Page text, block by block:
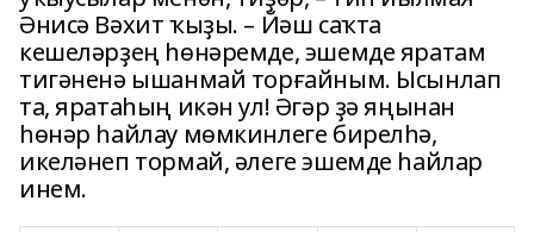
Әнисә Вәхит ҡыҙы. – Йәш саҡта
кешеләрҙең һөнәремде, эшемде яратам
тигәненә ышанмай торғайным. Ысынлап
та, яратаһың икән ул! Әгәр ҙә яңынан
һөнәр һайлау мөмкинлеге бирелһә,
икеләнеп тормай, әлеге эшемде һайлар
инем.